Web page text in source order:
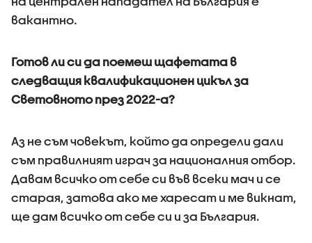
вакантно.
Готов ли си да поемеш щафетата в
следващия квалификационен цикъл за
Световното през 2022-а?
Аз не съм човекът, който да определи дали
съм правилният играч за националния отбор.
Давам всичко от себе си във всеки мач и се
старая, затова ако ме харесат и ме викнат,
ще дам всичко от себе си и за България.